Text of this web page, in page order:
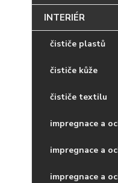
INTERIÉR
čističe plastů
čističe kůže
čističe textilu
impregnace a
impregnace a
impregnace a